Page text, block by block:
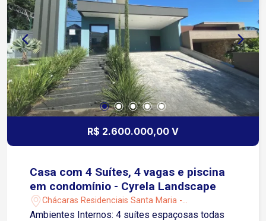
R$ 2.600.000,00 V
Casa com 4 Suítes, 4 vagas e piscina
em condomínio - Cyrela Landscape
Chácaras Residenciais Santa Maria -
Votorantim/SP
Ambientes Internos: 4 suítes espaçosas todas